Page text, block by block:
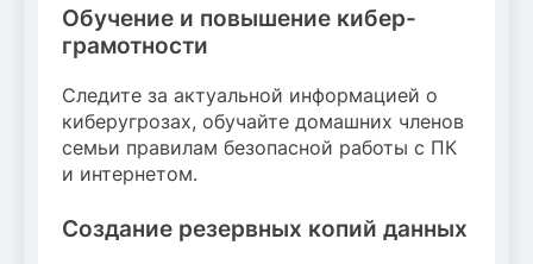
Обучение и повышение кибер-
грамотности
Следите за актуальной информацией о
киберугрозах, обучайте домашних членов
семьи правилам безопасной работы с ПК
и интернетом.
Создание резервных копий данных